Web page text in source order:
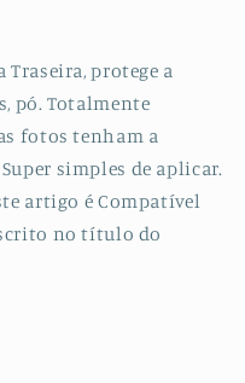
Traseira, protege a
pó. Totalmente
fotos tenham a
simples de aplicar.
artigo é Compatível
no título do